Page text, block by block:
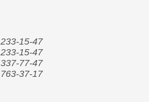
233-15-47
233-15-47
337-77-47
763-37-17